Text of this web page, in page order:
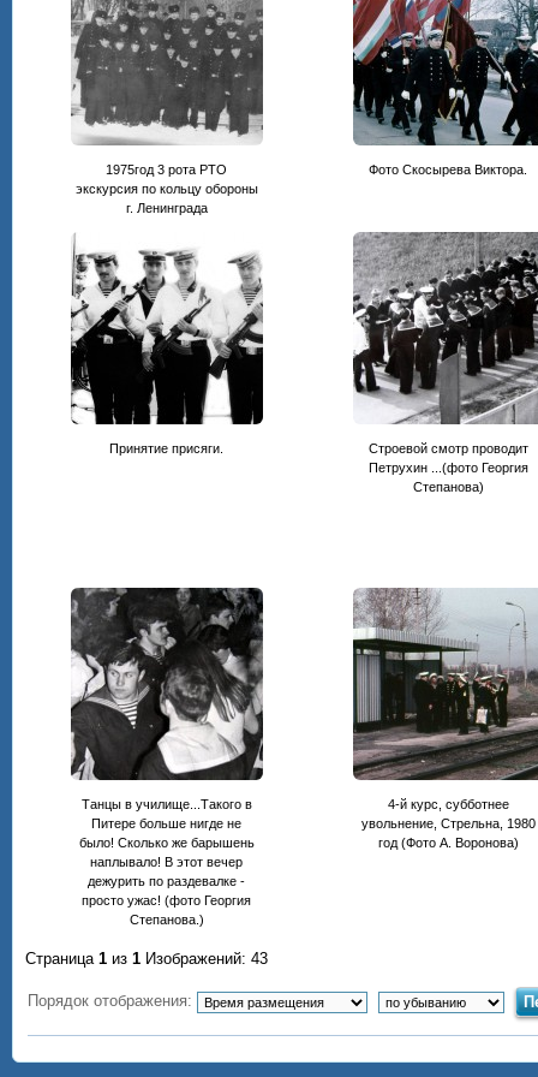
1975год 3 рота РТО
экскурсия по кольцу обороны
г. Ленинграда
Фото Скосырева Виктора.
Принятие присяги.
Строевой смотр проводит
Петрухин ...(фото Георгия
Степанова)
Танцы в училище...Такого в
Питере больше нигде не
было! Сколько же барышень
наплывало! В этот вечер
дежурить по раздевалке -
просто ужас! (фото Георгия
Степанова.)
4-й курс, субботнее
увольнение, Стрельна, 1980
год (Фото А. Воронова)
Страница 1 из 1 Изображений: 43
Порядок отображения: